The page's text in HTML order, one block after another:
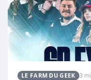
LE FARM DU GEEK 3